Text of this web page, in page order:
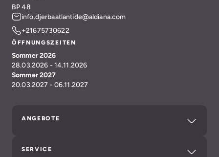
BP 48
info.djerbaatlantide@aldiana.com
+21675730622
ÖFFNUNGSZEITEN
Sommer 2026
28.03.2026 - 14.11.2026
Sommer 2027
20.03.2027 - 06.11.2027
ANGEBOTE
SERVICE